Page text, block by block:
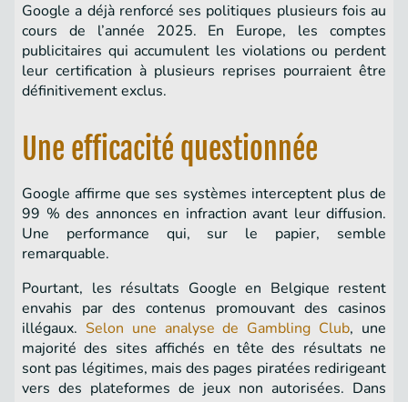
Google a déjà renforcé ses politiques plusieurs fois au
cours de l’année 2025. En Europe, les comptes
publicitaires qui accumulent les violations ou perdent
leur certification à plusieurs reprises pourraient être
définitivement exclus.
Une efficacité questionnée
Google affirme que ses systèmes interceptent plus de
99 % des annonces en infraction avant leur diffusion.
Une performance qui, sur le papier, semble
remarquable.
Pourtant, les résultats Google en Belgique restent
envahis par des contenus promouvant des casinos
illégaux. Selon une analyse de Gambling Club, une
majorité des sites affichés en tête des résultats ne
sont pas légitimes, mais des pages piratées redirigeant
vers des plateformes de jeux non autorisées. Dans